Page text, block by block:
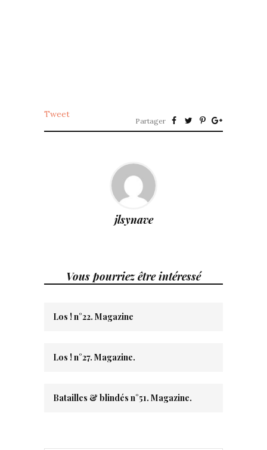
Tweet
Partager
jlsynave
Vous pourriez être intéressé
Los ! n°22. Magazine
Los ! n°27. Magazine.
Batailles & blindés n°51. Magazine.